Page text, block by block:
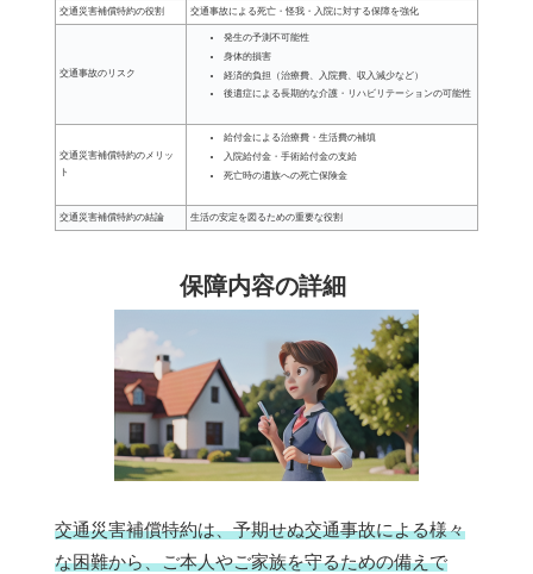
交通災害補償特約の役割 交通事故による死亡・怪我・入院に対する保障を強化
交通事故のリスク
発生の予測不可能性
身体的損害
経済的負担（治療費、入院費、収入減少など）
後遺症による長期的な介護・リハビリテーションの可能性
交通災害補償特約のメリッ
ト
給付金による治療費・生活費の補填
入院給付金・手術給付金の支給
死亡時の遺族への死亡保険金
交通災害補償特約の結論 生活の安定を図るための重要な役割
保障内容の詳細
交通災害補償特約は、予期せぬ交通事故による様々
な困難から、ご本人やご家族を守るための備えで